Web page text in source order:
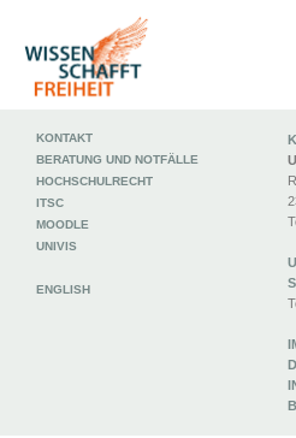
KONTAKT
BERATUNG UND NOTFÄLLE
HOCHSCHULRECHT
ITSC
MOODLE
UNIVIS
ENGLISH